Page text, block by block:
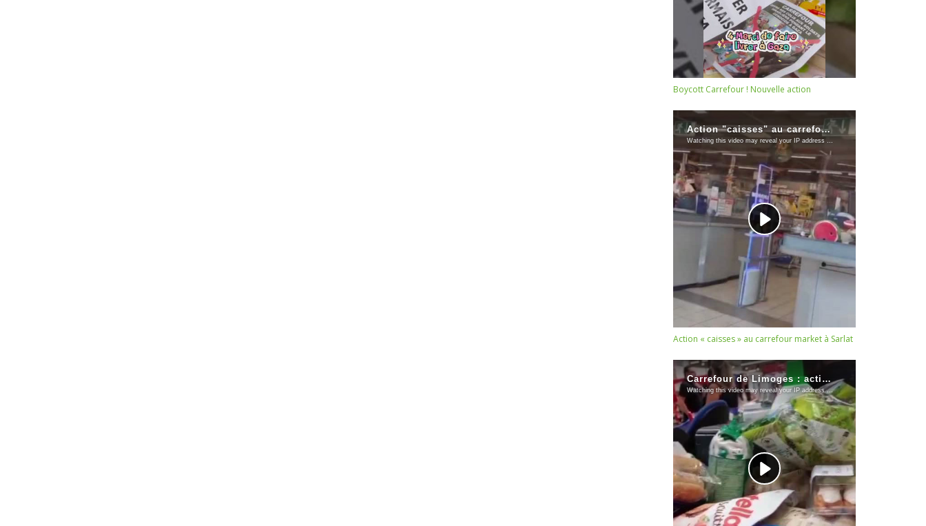
Boycott Carrefour ! Nouvelle action
Action « caisses » au carrefour market à Sarlat